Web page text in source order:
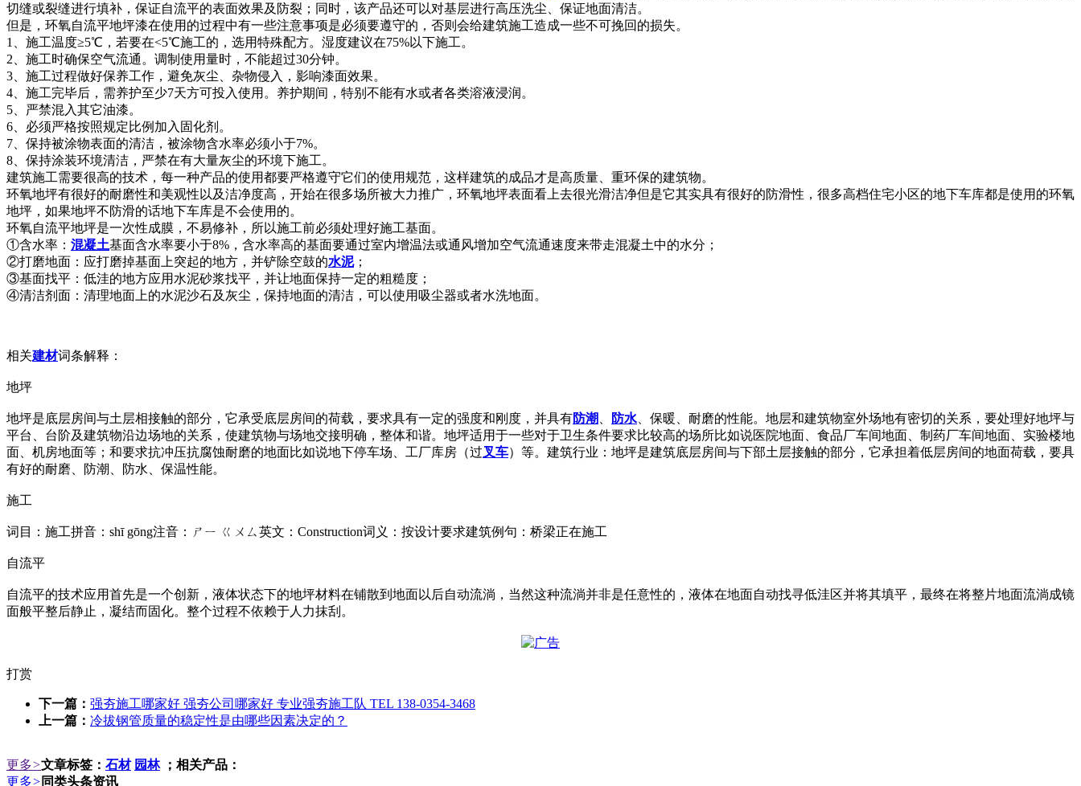
切缝或裂缝进行填补，保证自流平的表面效果及防裂；同时，该产品还可以对基层进行高压洗尘、保证地面清洁。
但是，环氧自流平地坪漆在使用的过程中有一些注意事项是必须要遵守的，否则会给建筑施工造成一些不可挽回的损失。
1、施工温度≥5℃，若要在<5℃施工的，选用特殊配方。湿度建议在75%以下施工。
2、施工时确保空气流通。调制使用量时，不能超过30分钟。
3、施工过程做好保养工作，避免灰尘、杂物侵入，影响漆面效果。
4、施工完毕后，需养护至少7天方可投入使用。养护期间，特别不能有水或者各类溶液浸润。
5、严禁混入其它油漆。
6、必须严格按照规定比例加入固化剂。
7、保持被涂物表面的清洁，被涂物含水率必须小于7%。
8、保持涂装环境清洁，严禁在有大量灰尘的环境下施工。
建筑施工需要很高的技术，每一种产品的使用都要严格遵守它们的使用规范，这样建筑的成品才是高质量、重环保的建筑物。
环氧地坪有很好的耐磨性和美观性以及洁净度高，开始在很多场所被大力推广，环氧地坪表面看上去很光滑洁净但是它其实具有很好的防滑性，很多高档住宅小区的地下车库都是使用的环氧
地坪，如果地坪不防滑的话地下车库是不会使用的。
环氧自流平地坪是一次性成膜，不易修补，所以施工前必须处理好施工基面。
①含水率： 混凝土基面含水率要小于8%，含水率高的基面要通过室内增温法或通风增加空气流通速度来带走混凝土中的水分；
②打磨地面：应打磨掉基面上突起的地方，并铲除空鼓的水泥；
③基面找平：低洼的地方应用水泥砂浆找平，并让地面保持一定的粗糙度；
④清洁剂面：清理地面上的水泥沙石及灰尘，保持地面的清洁，可以使用吸尘器或者水洗地面。
相关建材词条解释：
地坪
地坪是底层房间与土层相接触的部分，它承受底层房间的荷载，要求具有一定的强度和刚度，并具有防潮 防水 、保暖、耐磨的性能。地层和建筑物室外场地有密切的关系，要处理好地坪与
平台、台阶及建筑物沿边场地的关系，使建筑物与场地交接明确，整体和谐。地坪适用于一些对于卫生条件要求比较高的场所比如说医院地面、食品厂车间地面、制药厂车间地面、实验楼地
面、机房地面等；和要求抗冲压抗腐蚀耐磨的地面比如说地下停车场、工厂库房（过叉车）等。建筑行业：地坪是建筑底层房间与下部土层接触的部分，它承担着低层房间的地面荷载，要具
有好的耐磨、防潮、防水、保温性能。
施工
词目：施工拼音：shī gōng注音：ㄕㄧ ㄍㄨㄙ英文：Construction词义：按设计要求建筑例句：桥梁正在施工
自流平
自流平的技术应用首先是一个创新，液体状态下的地坪材料在铺散到地面以后自动流淌，当然这种流淌并非是任意性的，液体在地面自动找寻低洼区并将其填平，最终在将整片地面流淌成镜
面般平整后静止，凝结而固化。整个过程不依赖于人力抹刮。
打赏
下一篇： 强夯施工哪家好 强夯公司哪家好 专业强夯施工队 TEL 138-0354-3468
上一篇： 冷拔钢管质量的稳定性是由哪些因素决定的？
更多>文章标签： 石材 园林；相关产品：
更多> 同类头条资讯